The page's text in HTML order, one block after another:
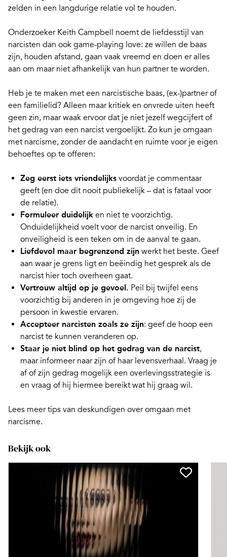
zelden in een langdurige relatie vol te houden.
Onderzoeker Keith Campbell noemt de liefdesstijl van
narcisten dan ook game-playing love: ze willen de baas
zijn, houden afstand, gaan vaak vreemd en doen er alles
aan om maar niet afhankelijk van hun partner te worden.
Heb je te maken met een narcistische baas, (ex-)partner of
een familielid? Alleen maar kritiek en onvrede uiten heeft
geen zin, maar waak ervoor dat je niet jezelf wegcijfert of
het gedrag van een narcist vergoelijkt. Zo kun je omgaan
met narcisme, zonder de aandacht en ruimte voor je eigen
behoeftes op te offeren:
Zeg eerst iets vriendelijks voordat je commentaar
geeft (en doe dit nooit publiekelijk – dat is fataal voor
de relatie).
Formuleer duidelijk en niet te voorzichtig.
Onduidelijkheid voelt voor de narcist onveilig. En
onveiligheid is een teken om in de aanval te gaan.
Liefdevol maar begrenzend zijn werkt het beste. Geef
aan waar je grens ligt en beëindig het gesprek als de
narcist hier toch overheen gaat.
Vertrouw altijd op je gevoel. Peil bij twijfel eens
voorzichtig bij anderen in je omgeving hoe zij de
persoon in kwestie ervaren.
Accepteer narcisten zoals ze zijn: geef de hoop een
narcist te kunnen veranderen op.
Staar je niet blind op het gedrag van de narcist,
maar informeer naar zijn of haar levensverhaal. Vraag je
af of zijn gedrag mogelijk een overlevingsstrategie is
en vraag of hij hiermee bereikt wat hij graag wil.
Lees meertips van deskundigen over omgaan met
narcisme.
Bekijk ook